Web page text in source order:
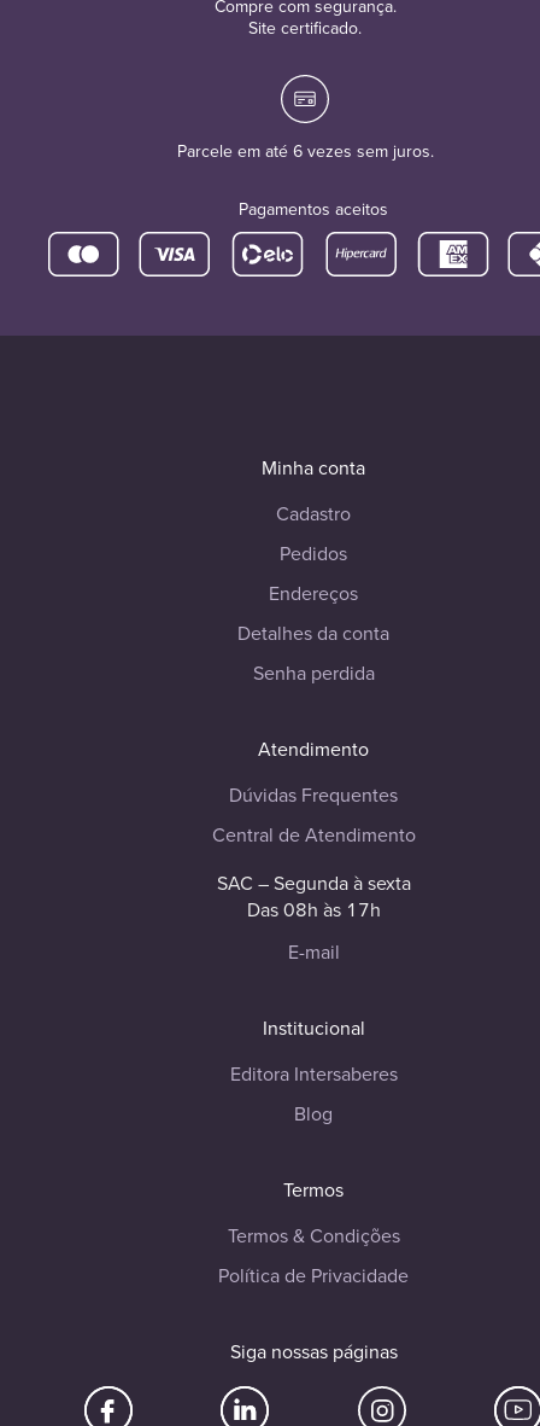
Compre com segurança.
Site certificado.
Parcele em até 6 vezes sem juros.
Pagamentos aceitos
Minha conta
Cadastro
Pedidos
Endereços
Detalhes da conta
Senha perdida
Atendimento
Dúvidas Frequentes
Central de Atendimento
SAC – Segunda à sexta
Das 08h às 17h
E-mail
Institucional
Editora Intersaberes
Blog
Termos
Termos & Condições
Política de Privacidade
Siga nossas páginas